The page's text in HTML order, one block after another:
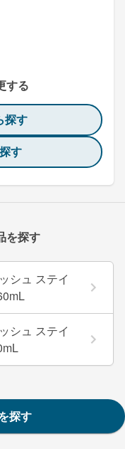
する
探す
す
を探す
シュ ステイ
シュ ステイ
探す